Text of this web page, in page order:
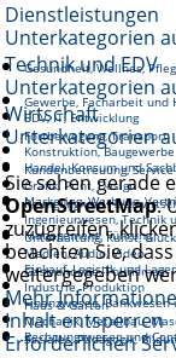
Dienstleistungen
Unterkategorien
Gesundheit, Wellnes,
Gewerbe, Facharbeit und
Fortbewegung, Transport
Kundenbetreuung,
Reinigung und
Unterhaltung, Kunst,
Gastronomie, Tourismus
Haus & Garten
Soziales, Pädagogik,
Technik und EDV
Unterkategorien
EDV, IT, Entwicklung
Konstruktion, Baugewerbe
Grafik, Print, Design
Ingenieurwesen, Technik
Medien, Audio, Video
Industrie, Produktion
Mechanik, Metallbau,
Wirtschaft
Unterkategorien
Handel, Konsum und
Marketing, Werbung,
Management, Führung
Einkauf, Logistik und
Finanzwesen,
Rechnungswesen und
Sie sehen gerade
OpenStreetMap.
zuzugreifen,
beachten Sie,
weitergegeben
Mehr
Inhalt entsperren
Erforderlichen